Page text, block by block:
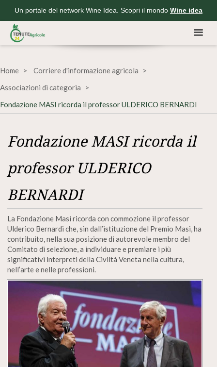
Un portale del network Wine Idea. Scopri il mondo Wine idea
Home
Corriere d'informazione agricola
Associazioni di categoria
Fondazione MASI ricorda il professor ULDERICO BERNARDI
Fondazione MASI ricorda il
professor ULDERICO
BERNARDI
La Fondazione Masi ricorda con commozione il professor
Ulderico Bernardi che, sin dall’istituzione del Premio Masi, ha
contribuito, nella sua posizione di autorevole membro del
Comitato di selezione, a individuare e premiare i più
significativi interpreti della Civiltà Veneta nella cultura,
nell’arte e nelle professioni.